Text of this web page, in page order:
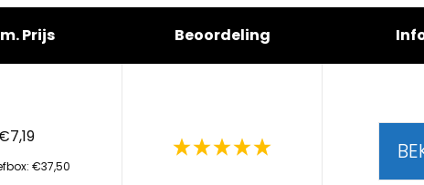
Prijs Beoordeling
€37,50